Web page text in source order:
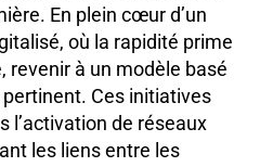
En plein cœur d’un
où la rapidité prime
revenir à un modèle basé
pertinent. Ces initiatives
l’activation de réseaux
les liens entre les